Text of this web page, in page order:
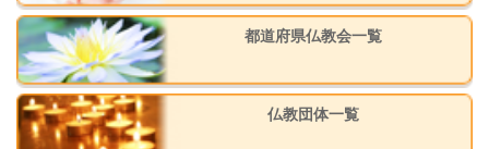
都道府県仏教会一覧
仏教団体一覧